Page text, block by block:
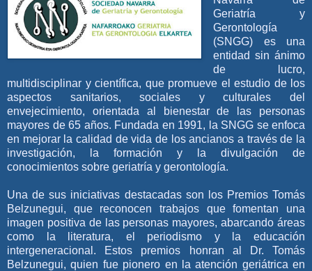
Geriatría y
Gerontología
(SNGG) es una
entidad sin ánimo
de lucro,
multidisciplinar y científica, que promueve el estudio de los
aspectos sanitarios, sociales y culturales del
envejecimiento, orientada al bienestar de las personas
mayores de 65 años. Fundada en 1991, la SNGG se enfoca
en mejorar la calidad de vida de los ancianos a través de la
investigación, la formación y la divulgación de
conocimientos sobre geriatría y gerontología.
Una de sus iniciativas destacadas son los Premios Tomás
Belzunegui, que reconocen trabajos que fomentan una
imagen positiva de las personas mayores, abarcando áreas
como la literatura, el periodismo y la educación
intergeneracional. Estos premios honran al Dr. Tomás
Belzunegui, quien fue pionero en la atención geriátrica en